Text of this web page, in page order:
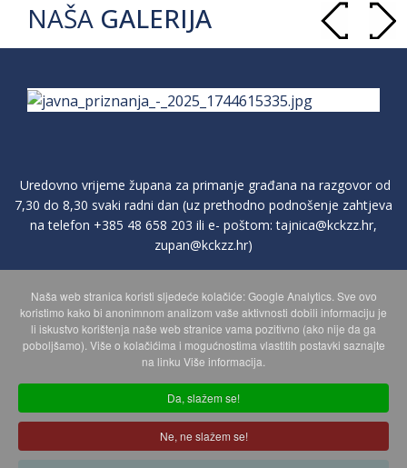
NAŠA GALERIJA
Uredovno vrijeme župana za primanje građana na razgovor od
7,30 do 8,30 svaki radni dan (uz prethodno podnošenje zahtjeva
na telefon +385 48 658 203 ili e- poštom:tajnica@kckzz.hr,
zupan@kckzz.hr)
POLITIKA ZAŠTITE PRIVATNOSTI OSOBNIH PODATAKA
MAPA WEBA
Copyright © 2026 Koprivničko - križevačka županija. Sva prava
zadržana.
Naša web stranica koristi sljedeće kolačiće: Google Analytics. Sve ovo
koristimo kako bi anonimnom analizom vaše aktivnosti dobili informaciju je
li iskustvo korištenja naše web stranice vama pozitivno (ako nije da ga
poboljšamo). Više o kolačićima i mogućnostima vlastitih postavki saznajte
na linku Više informacija.
Da, slažem se!
Ne, ne slažem se!